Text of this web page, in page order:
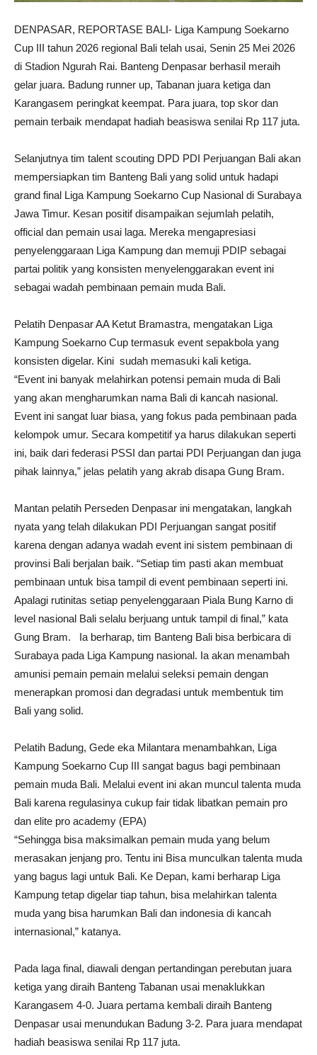
DENPASAR, REPORTASE BALI- Liga Kampung Soekarno
Cup III tahun 2026 regional Bali telah usai, Senin 25 Mei 2026
di Stadion Ngurah Rai. Banteng Denpasar berhasil meraih
gelar juara. Badung runner up, Tabanan juara ketiga dan
Karangasem peringkat keempat. Para juara, top skor dan
pemain terbaik mendapat hadiah beasiswa senilai Rp 117 juta.
Selanjutnya tim talent scouting DPD PDI Perjuangan Bali akan
mempersiapkan tim Banteng Bali yang solid untuk hadapi
grand final Liga Kampung Soekarno Cup Nasional di Surabaya
Jawa Timur. Kesan positif disampaikan sejumlah pelatih,
official dan pemain usai laga. Mereka mengapresiasi
penyelenggaraan Liga Kampung dan memuji PDIP sebagai
partai politik yang konsisten menyelenggarakan event ini
sebagai wadah pembinaan pemain muda Bali.
Pelatih Denpasar AA Ketut Bramastra, mengatakan Liga
Kampung Soekarno Cup termasuk event sepakbola yang
konsisten digelar. Kini sudah memasuki kali ketiga.
“Event ini banyak melahirkan potensi pemain muda di Bali
yang akan mengharumkan nama Bali di kancah nasional.
Event ini sangat luar biasa, yang fokus pada pembinaan pada
kelompok umur. Secara kompetitif ya harus dilakukan seperti
ini, baik dari federasi PSSI dan partai PDI Perjuangan dan juga
pihak lainnya,” jelas pelatih yang akrab disapa Gung Bram.
Mantan pelatih Perseden Denpasar ini mengatakan, langkah
nyata yang telah dilakukan PDI Perjuangan sangat positif
karena dengan adanya wadah event ini sistem pembinaan di
provinsi Bali berjalan baik. “Setiap tim pasti akan membuat
pembinaan untuk bisa tampil di event pembinaan seperti ini.
Apalagi rutinitas setiap penyelenggaraan Piala Bung Karno di
level nasional Bali selalu berjuang untuk tampil di final,” kata
Gung Bram. Ia berharap, tim Banteng Bali bisa berbicara di
Surabaya pada Liga Kampung nasional. Ia akan menambah
amunisi pemain pemain melalui seleksi pemain dengan
menerapkan promosi dan degradasi untuk membentuk tim
Bali yang solid.
Pelatih Badung, Gede eka Milantara menambahkan, Liga
Kampung Soekarno Cup III sangat bagus bagi pembinaan
pemain muda Bali. Melalui event ini akan muncul talenta muda
Bali karena regulasinya cukup fair tidak libatkan pemain pro
dan elite pro academy (EPA)
“Sehingga bisa maksimalkan pemain muda yang belum
merasakan jenjang pro. Tentu ini Bisa munculkan talenta muda
yang bagus lagi untuk Bali. Ke Depan, kami berharap Liga
Kampung tetap digelar tiap tahun, bisa melahirkan talenta
muda yang bisa harumkan Bali dan indonesia di kancah
internasional,” katanya.
Pada laga final, diawali dengan pertandingan perebutan juara
ketiga yang diraih Banteng Tabanan usai menaklukkan
Karangasem 4-0. Juara pertama kembali diraih Banteng
Denpasar usai menundukan Badung 3-2. Para juara mendapat
hadiah beasiswa senilai Rp 117 juta.